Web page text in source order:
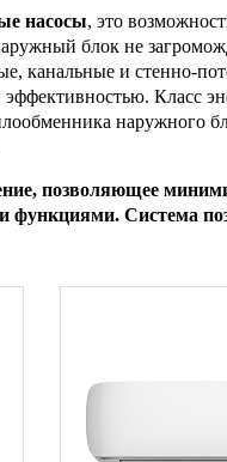
насосы, это
блок не
канальные и стенно-
Класс
наружного
позволяющее
функциями. Система